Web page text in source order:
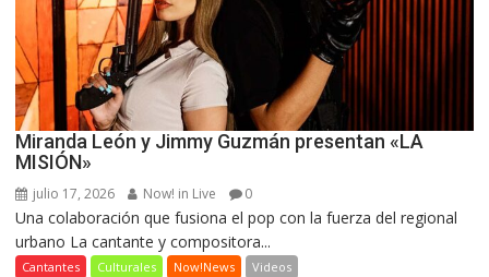
Miranda León y Jimmy Guzmán presentan «LA
MISIÓN»
julio 17, 2026 Now! in Live 0
Una colaboración que fusiona el pop con la fuerza del regional
urbano La cantante y compositora...
Cantantes Culturales Now!News Videos